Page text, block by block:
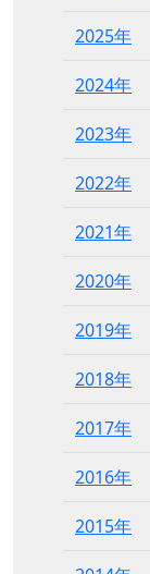
2025年
2024年
2023年
2022年
2021年
2020年
2019年
2018年
2017年
2016年
2015年